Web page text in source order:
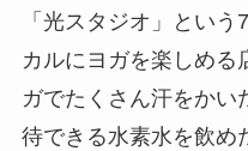
「光スタジオ」
という
カルにヨガを楽しめる
ガでたくさん汗をかい
待できる水素水を飲め